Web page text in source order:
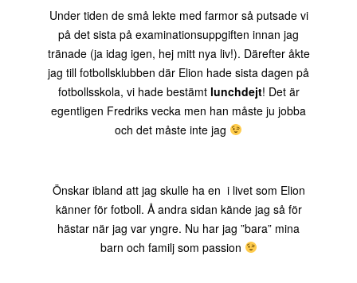
Under tiden de små lekte med farmor så putsade vi
på det sista på examinationsuppgiften innan jag
tränade (ja idag igen, hej mitt nya liv!). Därefter åkte
jag till fotbollsklubben där Elion hade sista dagen på
fotbollsskola, vi hade bestämt lunchdejt! Det är
egentligen Fredriks vecka men han måste ju jobba
och det måste inte jag
Önskar ibland att jag skulle ha en i livet som Elion
känner för fotboll. Å andra sidan kände jag så för
hästar när jag var yngre. Nu har jag ”bara” mina
barn och familj som passion